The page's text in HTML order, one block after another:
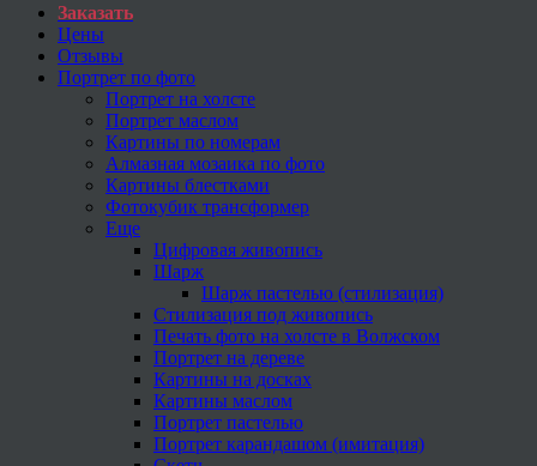
Заказать
Цены
Отзывы
Портрет по фото
Портрет на холсте
Портрет маслом
Картины по номерам
Алмазная мозаика по фото
Картины блестками
Фотокубик трансформер
Еще
Цифровая живопись
Шарж
Шарж пастелью (стилизация)
Стилизация под живопись
Печать фото на холсте в Волжском
Портрет на дереве
Картины на досках
Картины маслом
Портрет пастелью
Портрет карандашом (имитация)